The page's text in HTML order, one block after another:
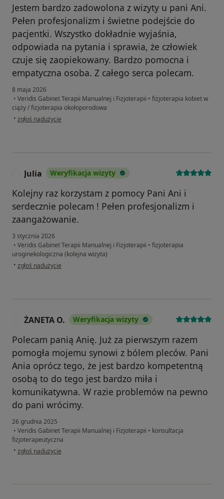
Jestem bardzo zadowolona z wizyty u pani Ani.
Pełen profesjonalizm i świetne podejście do
pacjentki. Wszystko dokładnie wyjaśnia,
odpowiada na pytania i sprawia, że człowiek
czuje się zaopiekowany. Bardzo pomocna i
empatyczna osoba. Z całego serca polecam.
8 maja 2026
• Veridis Gabinet Terapii Manualnej i Fizjoterapii • fizjoterapia kobiet w
ciąży / fizjoterapia okołoporodowa
• w opinii użytkownika Patrycja
zgłoś nadużycie
Julia Weryfikacja wizyty
Kolejny raz korzystam z pomocy Pani Ani i
serdecznie polecam ! Pełen profesjonalizm i
zaangażowanie.
3 stycznia 2026
• Veridis Gabinet Terapii Manualnej i Fizjoterapii • fizjoterapia
uroginekologiczna (kolejna wizyta)
• w opinii użytkownika Julia
zgłoś nadużycie
ŻANETA O. Weryfikacja wizyty
Polecam panią Anię. Już za pierwszym razem
pomogła mojemu synowi z bólem pleców. Pani
Ania oprócz tego, że jest bardzo kompetentną
osobą to do tego jest bardzo miła i
komunikatywna. W razie problemów na pewno
do pani wrócimy.
26 grudnia 2025
• Veridis Gabinet Terapii Manualnej i Fizjoterapii • konsultacja
fizjoterapeutyczna
• w opinii użytkownika ŻANETA O.
zgłoś nadużycie